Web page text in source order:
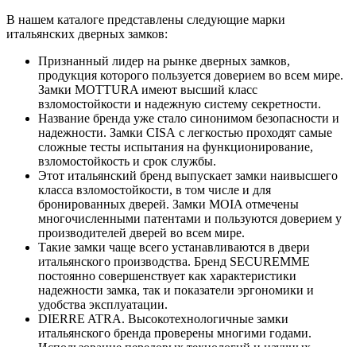
В нашем каталоге представлены следующие марки
итальянских дверных замков:
Признанный лидер на рынке дверных замков,
продукция которого пользуется доверием во всем мире.
Замки MOTTURA имеют высший класс
взломостойкости и надежную систему секретности.
Название бренда уже стало синонимом безопасности и
надежности. Замки CISA с легкостью проходят самые
сложные тесты испытания на функционирование,
взломостойкость и срок службы.
Этот итальянский бренд выпускает замки наивысшего
класса взломостойкости, в том числе и для
бронированных дверей. Замки MOIA отмечены
многочисленными патентами и пользуются доверием у
производителей дверей во всем мире.
Такие замки чаще всего устанавливаются в двери
итальянского производства. Бренд SECUREMME
постоянно совершенствует как характеристики
надежности замка, так и показатели эргономики и
удобства эксплуатации.
DIERRE ATRA. Высокотехнологичные замки
итальянского бренда проверены многими годами.